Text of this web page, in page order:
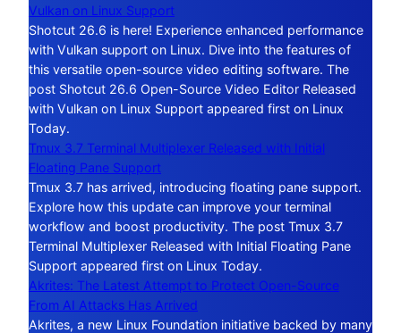
Vulkan on Linux Support
Shotcut 26.6 is here! Experience enhanced performance
with Vulkan support on Linux. Dive into the features of
this versatile open-source video editing software. The
post Shotcut 26.6 Open-Source Video Editor Released
with Vulkan on Linux Support appeared first on Linux
Today.
Tmux 3.7 Terminal Multiplexer Released with Initial
Floating Pane Support
Tmux 3.7 has arrived, introducing floating pane support.
Explore how this update can improve your terminal
workflow and boost productivity. The post Tmux 3.7
Terminal Multiplexer Released with Initial Floating Pane
Support appeared first on Linux Today.
Akrites: The Latest Attempt to Protect Open-Source
From AI Attacks Has Arrived
Akrites, a new Linux Foundation initiative backed by many